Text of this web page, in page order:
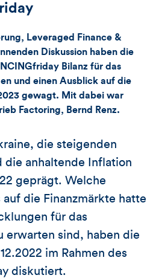
Leveraged Finance &
Diskussion haben die
Bilanz für das
und einen Ausblick auf die
gewagt. Mit dabei war
Factoring, Bernd Renz.
die steigenden
die anhaltende Inflation
geprägt. Welche
die Finanzmärkte hatte
für das
erwarten sind, haben die
im Rahmen des
diskutiert.